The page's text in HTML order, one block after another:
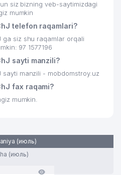
2-chi
939 м
MChJ
siz bizning veb-saytimizdagi
mumkin
telefon raqamlari?
ga siz shu raqamlar orqali
97 1577196
sayti manzili?
sayti manzili - mobdomstroy.uz
fax raqami?
mumkin.
(июль)
(июль)